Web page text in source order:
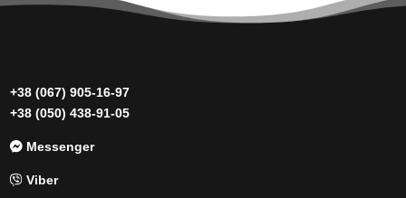
+38 (067) 905-16-97
+38 (050) 438-91-05
Messenger
Viber